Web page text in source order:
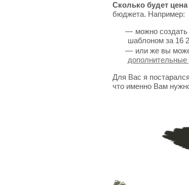
Сколько будет цена
бюджета. Например:
можно создать
шаблоном за 16
или же вы
дополнительные
Для Вас я
что именно Вам